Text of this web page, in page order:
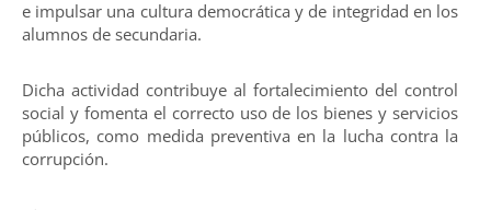
e impulsar una cultura democrática y de integridad en los
alumnos de secundaria.
Dicha actividad contribuye al fortalecimiento del control
social y fomenta el correcto uso de los bienes y servicios
públicos, como medida preventiva en la lucha contra la
corrupción.